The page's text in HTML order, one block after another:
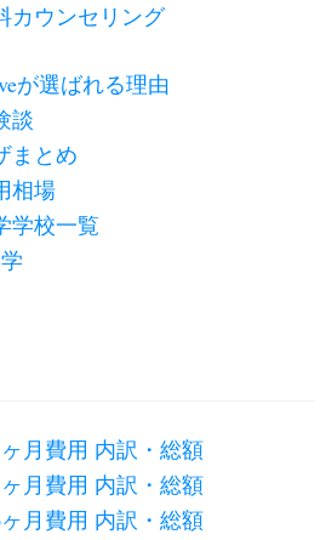
カウンセリング
が選ばれる理由
談
まとめ
相場
学校一覧
月費用 内訳・総額
月費用 内訳・総額
月費用 内訳・総額